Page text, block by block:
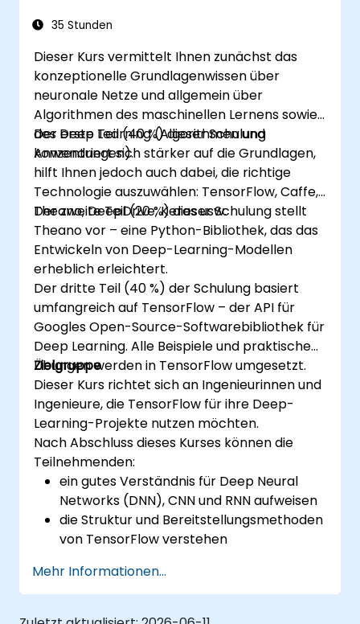
35 Stunden
Dieser Kurs vermittelt Ihnen zunächst das
konzeptionelle Grundlagenwissen über
neuronale Netze und allgemein über
Algorithmen des maschinellen Lernens sowie
des Deep Learning (Algorithmen und
Anwendungen).
Der erste Teil (40 %) dieser Schulung
konzentriert sich stärker auf die Grundlagen,
hilft Ihnen jedoch auch dabei, die richtige
Technologie auszuwählen: TensorFlow, Caffe,
Theano, DeepDrive, Keras usw.
Der zweite Teil (20 %) dieser Schulung stellt
Theano vor – eine Python-Bibliothek, das das
Entwickeln von Deep-Learning-Modellen
erheblich erleichtert.
Der dritte Teil (40 %) der Schulung basiert
umfangreich auf TensorFlow – der API für
Googles Open-Source-Softwarebibliothek für
Deep Learning. Alle Beispiele und praktischen
Übungen werden in TensorFlow umgesetzt.
Zielgruppe
Dieser Kurs richtet sich an Ingenieurinnen und
Ingenieure, die TensorFlow für ihre Deep-
Learning-Projekte nutzen möchten.
Nach Abschluss dieses Kurses können die
Teilnehmenden:
ein gutes Verständnis für Deep Neural
Networks (DNN), CNN und RNN aufweisen
die Struktur und Bereitstellungsmethoden
von TensorFlow verstehen
und Architekturaufgaben sowie
Konfigurationen durchführen
Codequalität beurteilen, Debugging
Mehr Informationen...